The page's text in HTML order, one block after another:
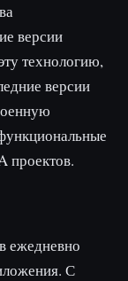
версии
технологию,
версии
проектов.
ежедневно
С